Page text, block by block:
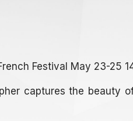
Festival May 23-25
captures the beauty